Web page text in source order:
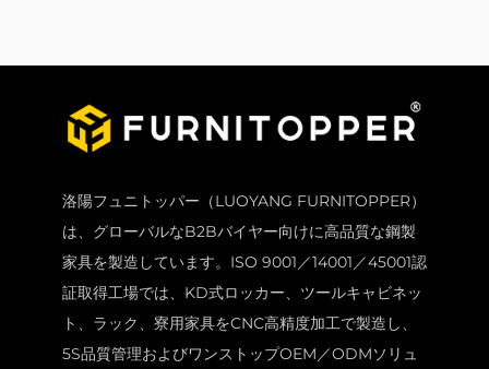
洛陽フュニトッパー（LUOYANG FURNITOPPER）
は、グローバルなB2Bバイヤー向けに高品質な鋼製
家具を製造しています。ISO 9001／14001／45001認
証取得工場では、KD式ロッカー、ツールキャビネッ
ト、ラック、寮用家具をCNC高精度加工で製造し、
5S品質管理およびワンストップOEM／ODMソリュ